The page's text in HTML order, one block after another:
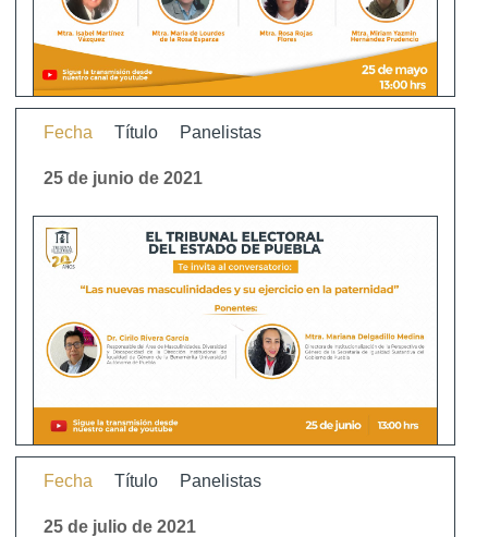
Fecha Título Panelistas
25 de junio de 2021
Fecha Título Panelistas
25 de julio de 2021